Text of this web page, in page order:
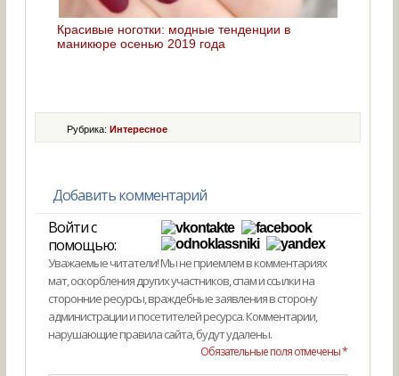
Красивые ноготки: модные тенденции в
маникюре осенью 2019 года
Рубрика:Интересное
Добавить комментарий
Войти с
помощью:
Уважаемые читатели! Мы не приемлем в комментариях
мат, оскорбления других участников, спам и ссылки на
сторонние ресурсы, враждебные заявления в сторону
администрации и посетителей ресурса. Комментарии,
нарушающие правила сайта, будут удалены.
Обязательные поля отмечены *